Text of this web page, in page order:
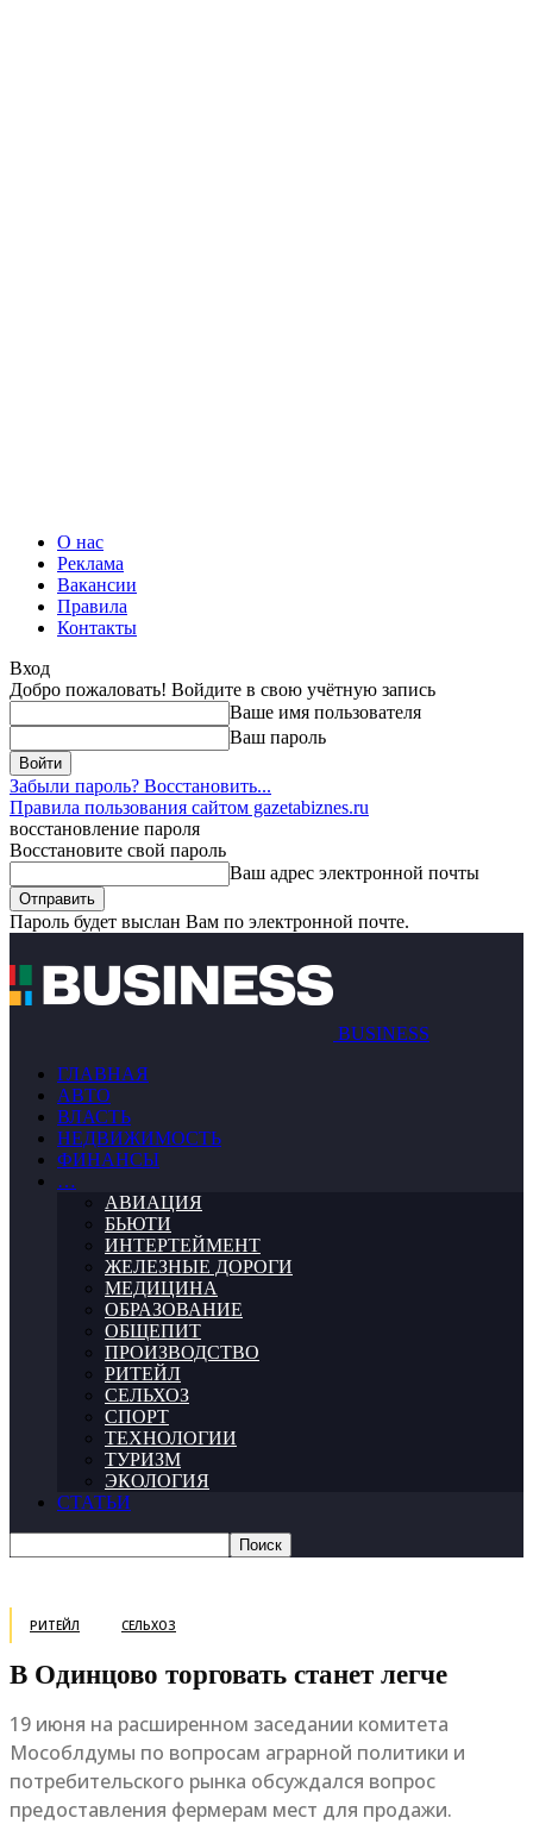
О нас
Реклама
Вакансии
Правила
Контакты
Вход
Добро пожаловать! Войдите в свою учётную запись
Ваше имя пользователя
Ваш пароль
Забыли пароль? Восстановить...
Правила пользования сайтом gazetabiznes.ru
восстановление пароля
Восстановите свой пароль
Ваш адрес электронной почты
Пароль будет выслан Вам по электронной почте.
BUSINESS
ГЛАВНАЯ
АВТО
ВЛАСТЬ
НЕДВИЖИМОСТЬ
ФИНАНСЫ
…
АВИАЦИЯ
БЬЮТИ
ИНТЕРТЕЙМЕНТ
ЖЕЛЕЗНЫЕ ДОРОГИ
МЕДИЦИНА
ОБРАЗОВАНИЕ
ОБЩЕПИТ
ПРОИЗВОДСТВО
РИТЕЙЛ
СЕЛЬХОЗ
СПОРТ
ТЕХНОЛОГИИ
ТУРИЗМ
ЭКОЛОГИЯ
СТАТЬИ
РИТЕЙЛ СЕЛЬХОЗ
В Одинцово торговать станет легче
19 июня на расширенном заседании комитета
Мособлдумы по вопросам аграрной политики и
потребительского рынка обсуждался вопрос
предоставления фермерам мест для продажи.